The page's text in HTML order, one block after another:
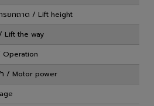
รยกถาด / Lift height
Lift the way
Operation
/ Motor power